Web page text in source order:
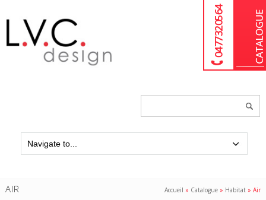
04 77 32 05 64
AIR Accueil » Catalogue » Habitat »Air